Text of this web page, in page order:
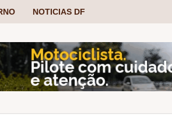
NOTICIAS DF